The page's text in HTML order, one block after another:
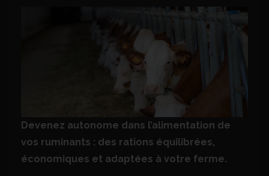
Devenez autonome dans l’alimentation de
vos ruminants : des rations équilibrées,
économiques et adaptées à votre ferme.